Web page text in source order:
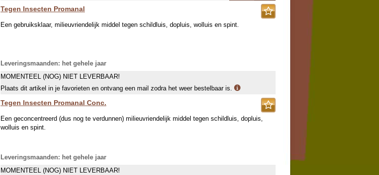
Tegen Insecten Promanal
Een gebruiksklaar, milieuvriendelijk middel tegen schildluis, dopluis, wolluis en spint.
Leveringsmaanden: het gehele jaar
MOMENTEEL (NOG) NIET LEVERBAAR!
Plaats dit artikel in je favorieten en ontvang een mail zodra het weer bestelbaar is.
Tegen Insecten Promanal Conc.
Een geconcentreerd (dus nog te verdunnen) milieuvriendelijk middel tegen schildluis, dopluis,
wolluis en spint.
Leveringsmaanden: het gehele jaar
MOMENTEEL (NOG) NIET LEVERBAAR!